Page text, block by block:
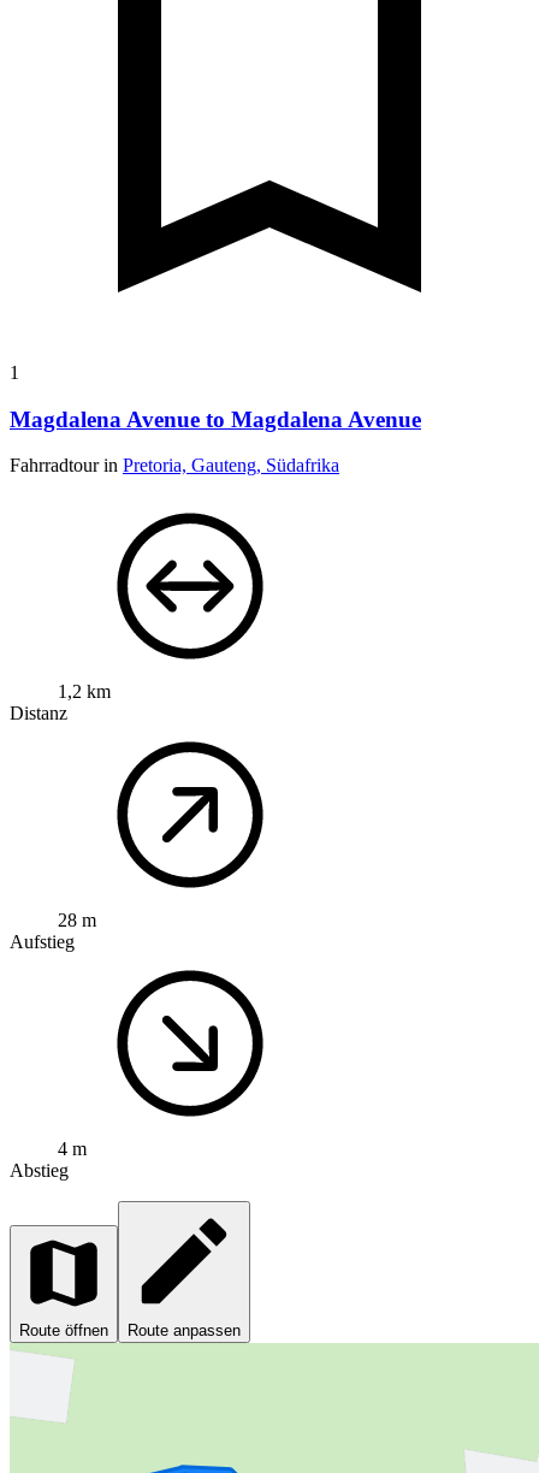
1
Magdalena Avenue to Magdalena Avenue
Fahrradtour in Pretoria, Gauteng, Südafrika
1,2 km
Distanz
28 m
Aufstieg
4 m
Abstieg
Route öffnen Route anpassen